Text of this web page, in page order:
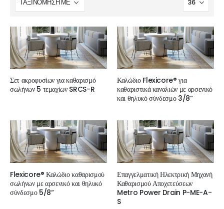
Σετ ακροφυσίων για καθαρισμό
σωλήνων 5 τεμαχίων SRCS-R
Καλώδιο Flexicore® για
καθαριστικά καναλιών με αρσενικό
και θηλυκό σύνδεσμο 3/8“
Flexicore® Καλώδιο καθαρισμού
σωλήνων με αρσενικό και θηλυκό
σύνδεσμο 5/8“
Επαγγελματική Ηλεκτρική Μηχανή
Καθαρισμού Αποχετεύσεων
Metro Power Drain P-ME-A-
S